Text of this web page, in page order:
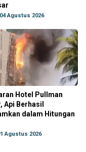
Agustus 2026
Hotel Pullman
Api Berhasil
dalam Hitungan
Agustus 2026